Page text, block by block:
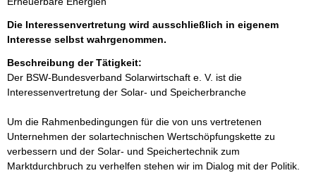
Die Interessenvertretung wird ausschließlich in eigenem
Interesse selbst wahrgenommen.
Beschreibung der Tätigkeit:
Der BSW-Bundesverband Solarwirtschaft e. V. ist die
Interessenvertretung der Solar- und Speicherbranche
Um die Rahmenbedingungen für die von uns vertretenen
Unternehmen der solartechnischen Wertschöpfungskette zu
verbessern und der Solar- und Speichertechnik zum
Marktdurchbruch zu verhelfen stehen wir im Dialog mit der Politik.